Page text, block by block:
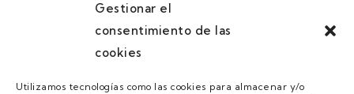
Gestionar el
consentimiento de las
cookies
Utilizamos tecnologías como las cookies para almacenar y/o
atuaire@grupoatuaire.com
+34 638765829